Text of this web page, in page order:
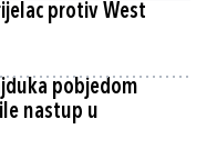
protiv West
pobjedom
nastup u